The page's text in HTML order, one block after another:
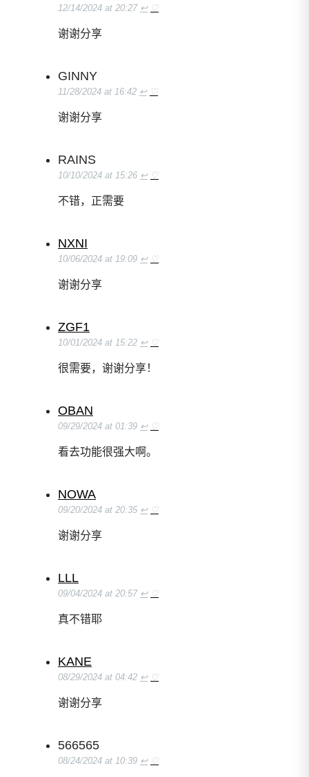
12/14/2024 at 20:27 ↩ ♡
谢谢分享
GINNY
11/28/2024 at 16:42 ↩ ♡
谢谢分享
RAINS
10/10/2024 at 15:26 ↩ ♡
不错，正需要
NXNI
10/06/2024 at 19:09 ↩ ♡
谢谢分享
ZGF1
10/01/2024 at 15:22 ↩ ♡
很需要，谢谢分享！
OBAN
09/29/2024 at 01:39 ↩ ♡
看去功能很强大啊。
NOWA
09/20/2024 at 20:35 ↩ ♡
谢谢分享
LLL
09/04/2024 at 20:57 ↩ ♡
真不错耶
KANE
08/29/2024 at 04:42 ↩ ♡
谢谢分享
566565
08/24/2024 at 10:39 ↩ ♡